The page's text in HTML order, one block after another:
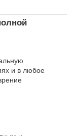
и в любое